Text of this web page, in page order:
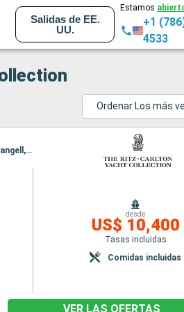
Salidas de EE.
UU.
Estamos
+1
4533
Ordenar Los más
Itinerario : Vancouver, Ketchikán, Sitka, Wrangell, Klawock, Vancouver, Ketchikán, Sitka, Wrangell, Klawock, Vancouver
desde
US$ 10,400
Tasas incluidas
Comidas incluidas
VER LAS OFERTAS